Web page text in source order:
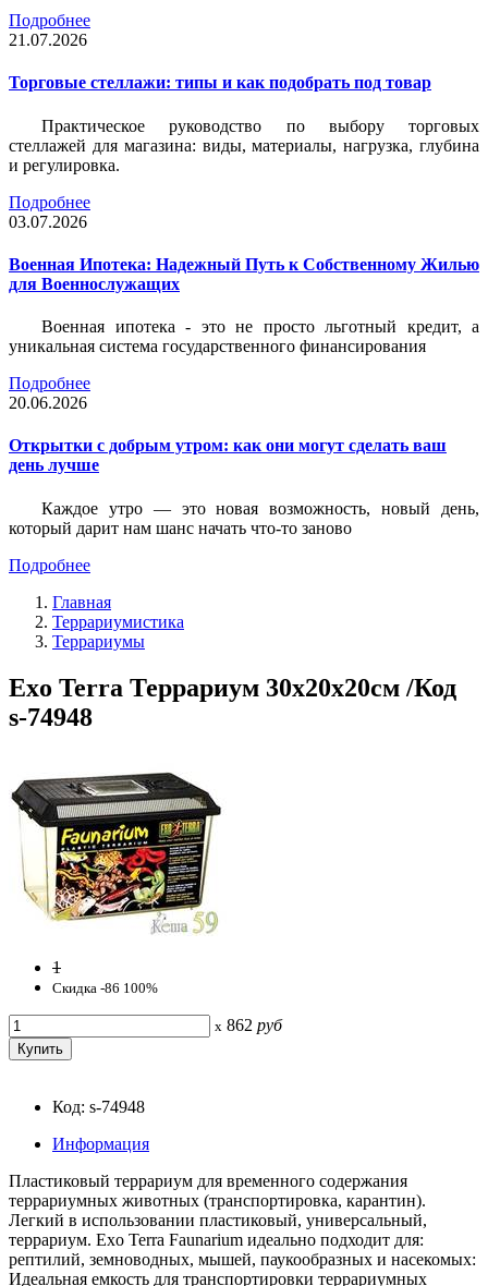
Подробнее
21.07.2026
Торговые стеллажи: типы и как подобрать под товар
Практическое руководство по выбору торговых
стеллажей для магазина: виды, материалы, нагрузка, глубина
и регулировка.
Подробнее
03.07.2026
Военная Ипотека: Надежный Путь к Собственному Жилью
для Военнослужащих
Военная ипотека - это не просто льготный кредит, а
уникальная система государственного финансирования
Подробнее
20.06.2026
Открытки с добрым утром: как они могут сделать ваш
день лучше
Каждое утро — это новая возможность, новый день,
который дарит нам шанс начать что-то заново
Подробнее
Главная
Террариумистика
Террариумы
Exo Terra Террариум 30x20x20см /Код
s-74948
1
Скидка -86 100%
x 862 руб
Код: s-74948
Информация
Пластиковый террариум для временного содержания
террариумных животных (транспортировка, карантин).
Легкий в использовании пластиковый, универсальный,
террариум. Exo Terra Faunarium идеально подходит для:
рептилий, земноводных, мышей, паукообразных и насекомых:
Идеальная емкость для транспортировки террариумных